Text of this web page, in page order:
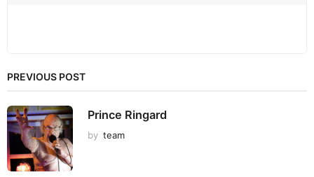
PREVIOUS POST
Prince Ringard
by team